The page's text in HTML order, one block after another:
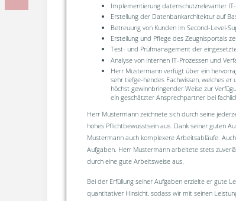
Implementierung datenschutzrelevanter
Erstellung der Datenbankarchitektur auf
Betreuung von Kunden im Second-Level-
Erstellung und Pflege des Zeugnisportals
Test- und Prüfmanagement der
Analyse von internen IT-Prozessen und
Herr Mustermann verfügt über ein
sehr tiefge-hendes Fachwissen, welches
höchst gewinnbringender Weise zur
ein geschätzter Ansprechpartner bei
Herr Mustermann zeichnete sich durch seine
hohes Pflichtbewusstsein aus. Dank seiner guten
Mustermann auch komplexere Arbeitsabläufe.
Aufgaben. Herr Mustermann arbeitete stets
durch eine gute Arbeitsweise aus.
Bei der Erfüllung seiner Aufgaben erzielte er gute
quantitativer Hinsicht, sodass wir mit seinen